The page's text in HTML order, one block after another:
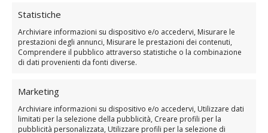
Statistiche
Archiviare informazioni su dispositivo e/o accedervi, Misurare le
prestazioni degli annunci, Misurare le prestazioni dei contenuti,
Comprendere il pubblico attraverso statistiche o la combinazione
di dati provenienti da fonti diverse.
Marketing
Archiviare informazioni su dispositivo e/o accedervi, Utilizzare dati
limitati per la selezione della pubblicità, Creare profili per la
pubblicità personalizzata, Utilizzare profili per la selezione di
In più 4 fantastici BONUS
omaggio:
Il video tutorial Bianco e Nero
Il Webinar “Lettura energetica dei dipinti”